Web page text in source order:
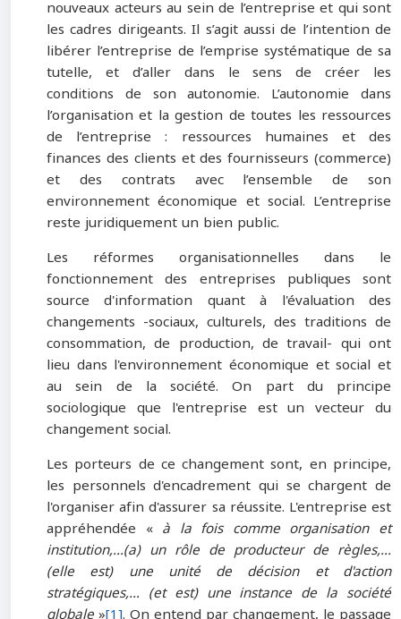
nouveaux acteurs au sein de l’entreprise et qui sont
les cadres dirigeants. Il s’agit aussi de l’intention de
libérer l’entreprise de l’emprise systématique de sa
tutelle, et d’aller dans le sens de créer les
conditions de son autonomie. L’autonomie dans
l’organisation et la gestion de toutes les ressources
de l’entreprise : ressources humaines et des
finances des clients et des fournisseurs (commerce)
et des contrats avec l’ensemble de son
environnement économique et social. L’entreprise
reste juridiquement un bien public.
Les réformes organisationnelles dans le
fonctionnement des entreprises publiques sont
source d'information quant à l'évaluation des
changements -sociaux, culturels, des traditions de
consommation, de production, de travail- qui ont
lieu dans l'environnement économique et social et
au sein de la société. On part du principe
sociologique que l'entreprise est un vecteur du
changement social.
Les porteurs de ce changement sont, en principe,
les personnels d'encadrement qui se chargent de
l'organiser afin d'assurer sa réussite. L'entreprise est
appréhendée « à la fois comme organisation et
institution,…(a) un rôle de producteur de règles,…
(elle est) une unité de décision et d'action
stratégiques,… (et est) une instance de la société